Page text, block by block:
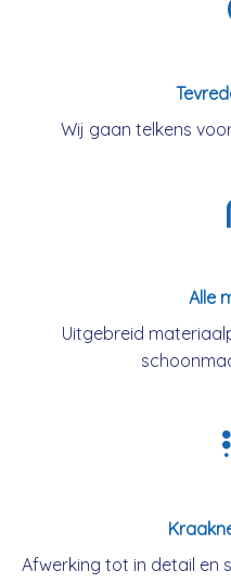
Wij gaan telkens
Alle
Uitgebreid
Afwerking tot in detail en